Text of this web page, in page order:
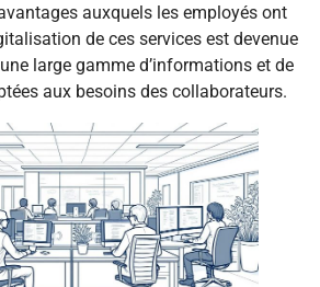
auxquels les employés ont
de ces services est devenue
large gamme d’informations et de
aux besoins des collaborateurs.